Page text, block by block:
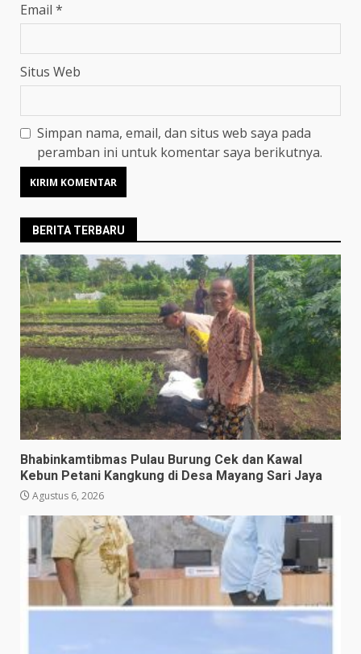
Email *
Situs Web
Simpan nama, email, dan situs web saya pada
peramban ini untuk komentar saya berikutnya.
BERITA TERBARU
Bhabinkamtibmas Pulau Burung Cek dan Kawal
Kebun Petani Kangkung di Desa Mayang Sari Jaya
Agustus 6, 2026